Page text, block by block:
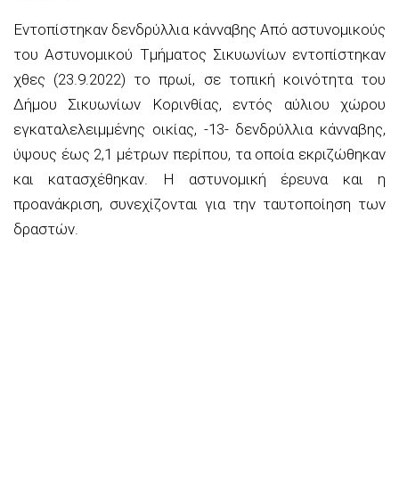
Εντοπίστηκαν δενδρύλλια κάνναβης Από αστυνομικούς
του Αστυνομικού Τμήματος Σικυωνίων εντοπίστηκαν
χθες (23.9.2022) το πρωί, σε τοπική κοινότητα του
Δήμου Σικυωνίων Κορινθίας, εντός αύλιου χώρου
εγκαταλελειμμένης οικίας, -13- δενδρύλλια κάνναβης,
ύψους έως 2,1 μέτρων περίπου, τα οποία εκριζώθηκαν
και κατασχέθηκαν. Η αστυνομική έρευνα και η
προανάκριση, συνεχίζονται για την ταυτοποίηση των
δραστών.